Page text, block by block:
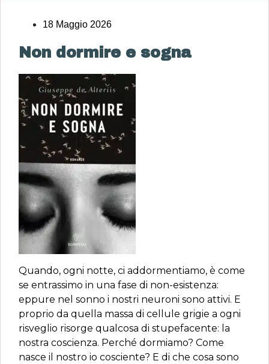
18 Maggio 2026
Non dormire e sogna
Quando, ogni notte, ci addormentiamo, è come
se entrassimo in una fase di non-esistenza:
eppure nel sonno i nostri neuroni sono attivi. E
proprio da quella massa di cellule grigie a ogni
risveglio risorge qualcosa di stupefacente: la
nostra coscienza. Perché dormiamo? Come
nasce il nostro io cosciente? E di che cosa sono